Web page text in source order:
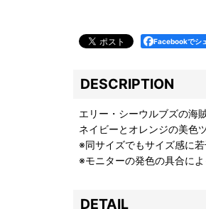
Facebookでシ
DESCRIPTION
エリー・シーウルブズの海
ネイビーとオレンジの美色
※同サイズでもサイズ感に
※モニターの発色の具合に
DETAIL